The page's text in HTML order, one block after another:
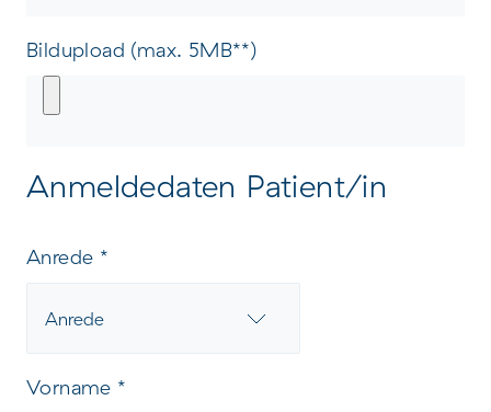
Bildupload (max. 5MB**)
Anmeldedaten Patient/in
Anrede *
Vorname *